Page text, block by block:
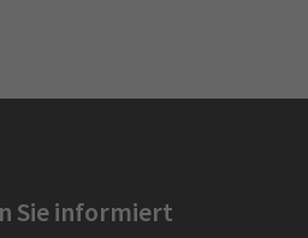
Sie informiert